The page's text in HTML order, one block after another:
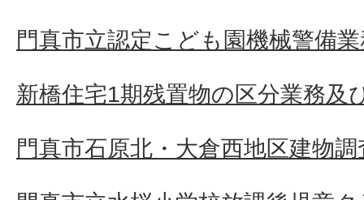
門真市立認定こども園機械警備
新橋住宅1期残置物の区分業務及
門真市石原北・大倉西地区建物